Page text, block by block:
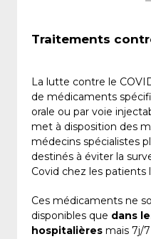
Traitements
La lutte contre le
de médicaments
orale ou par voie
met à disposition des
médecins spécialistes
destinés à éviter la
Covid chez les patients
Ces médicaments ne
disponibles que dans
hospitalières mais 7j/